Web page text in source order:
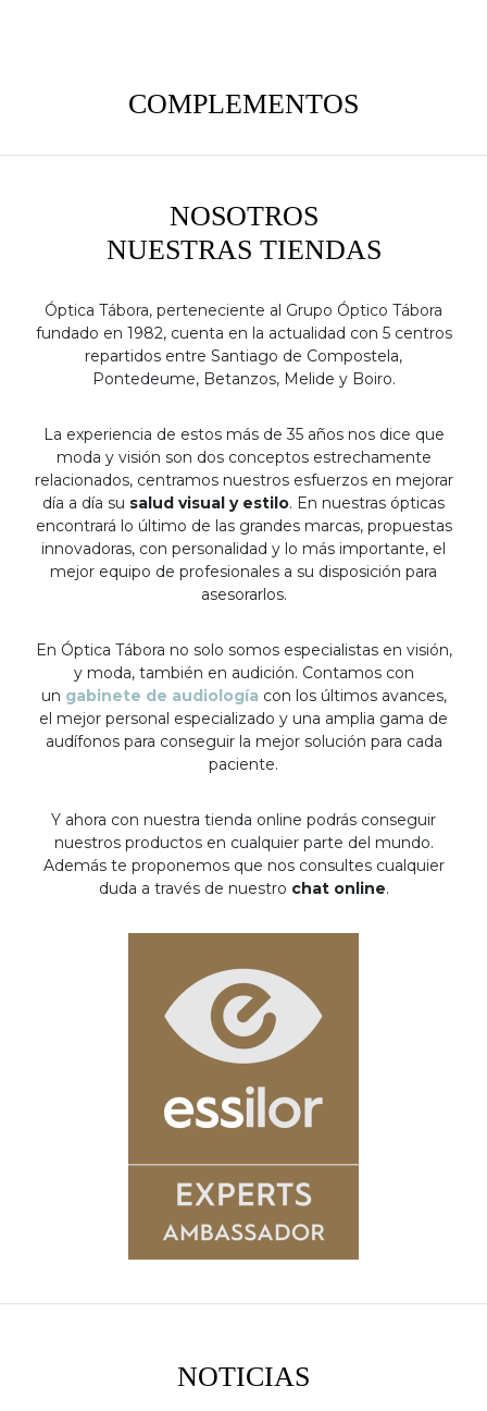
COMPLEMENTOS
NOSOTROS
NUESTRAS TIENDAS
Óptica Tábora, perteneciente al Grupo Óptico Tábora
fundado en 1982, cuenta en la actualidad con 5 centros
repartidos entre Santiago de Compostela,
Pontedeume, Betanzos, Melide y Boiro.
La experiencia de estos más de 35 años nos dice que
moda y visión son dos conceptos estrechamente
relacionados, centramos nuestros esfuerzos en mejorar
día a día su salud visual y estilo. En nuestras ópticas
encontrará lo último de las grandes marcas, propuestas
innovadoras, con personalidad y lo más importante, el
mejor equipo de profesionales a su disposición para
asesorarlos.
En Óptica Tábora no solo somos especialistas en visión,
y moda, también en audición. Contamos con
un gabinete de audiología con los últimos avances,
el mejor personal especializado y una amplia gama de
audífonos para conseguir la mejor solución para cada
paciente.
Y ahora con nuestra tienda online podrás conseguir
nuestros productos en cualquier parte del mundo.
Además te proponemos que nos consultes cualquier
duda a través de nuestro chat online.
NOTICIAS